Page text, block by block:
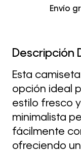
Envío
Descripción
Esta
opción ideal
estilo fresco
minimalista
fácilmente
ofreciendo